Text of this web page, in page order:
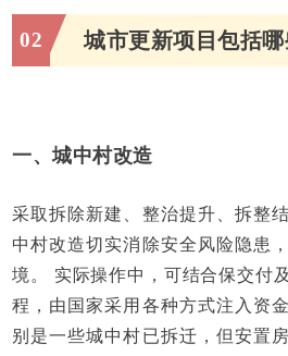
02 城市更新项目包括哪
一、城中村改造
采取拆除新建、整治提升、拆整
中村改造切实消除安全风险隐患
境。 实际操作中，可结合保交付
程，由国家采用各种方式注入资
别是一些城中村已拆迁，但安置